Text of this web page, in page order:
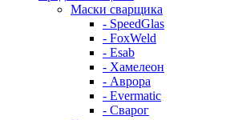
Маски сварщика
- SpeedGlas
- FoxWeld
- Esab
- Хамелеон
- Аврора
- Evermatic
- Сварог